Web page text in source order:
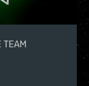
TEAM